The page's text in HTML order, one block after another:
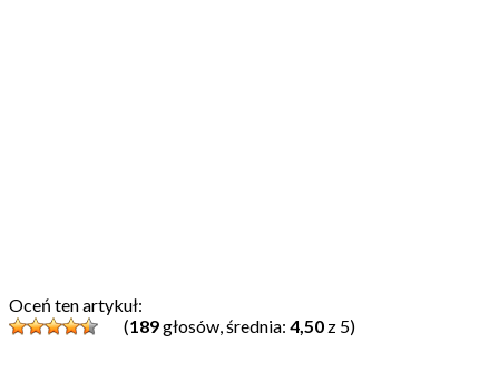
Oceń ten artykuł:
(189głosów, średnia: 4,50 z 5)